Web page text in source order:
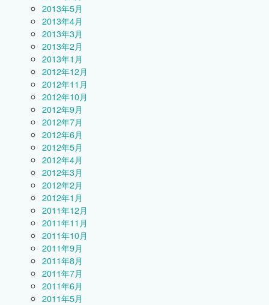
2013年5月
2013年4月
2013年3月
2013年2月
2013年1月
2012年12月
2012年11月
2012年10月
2012年9月
2012年7月
2012年6月
2012年5月
2012年4月
2012年3月
2012年2月
2012年1月
2011年12月
2011年11月
2011年10月
2011年9月
2011年8月
2011年7月
2011年6月
2011年5月